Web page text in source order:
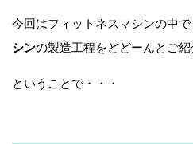
今回はフィットネスマシンの中
シンの製造工程をどどーんとご紹
ということで・・・